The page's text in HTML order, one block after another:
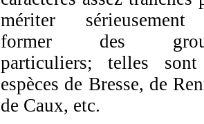
mériter
former des
particuliers; telles
espèces de Bresse, de
de Caux, etc.